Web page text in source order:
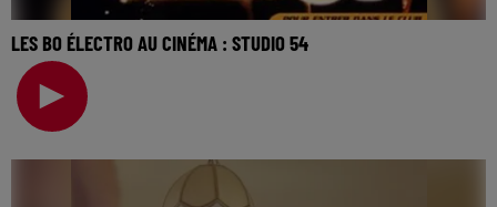
LES BO ÉLECTRO AU CINÉMA : STUDIO 54
La music story du jour c’est celle des BO électro au
cinéma… Jouissive dans les films de Quentin Dup